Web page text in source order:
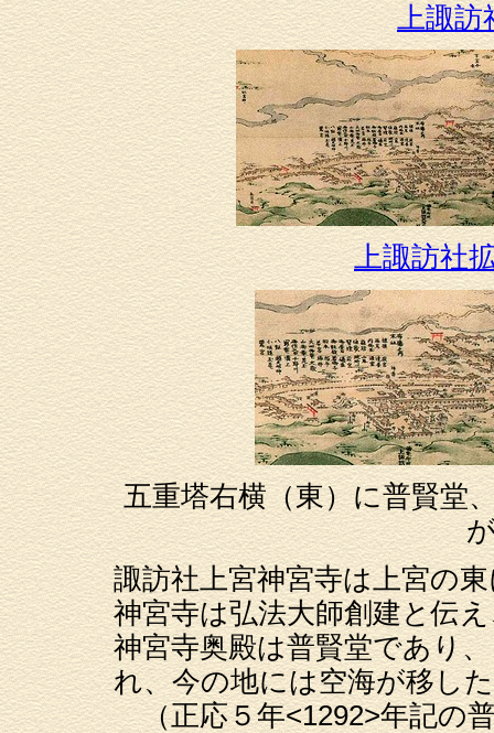
上諏訪
上諏訪社
五重塔右横（東）に普賢堂
諏訪社上宮神宮寺は上宮の
神宮寺は弘法大師創建と伝
神宮寺奥殿は普賢堂であり
れ、今の地には空海が移し
（正応５年<1292>年記の